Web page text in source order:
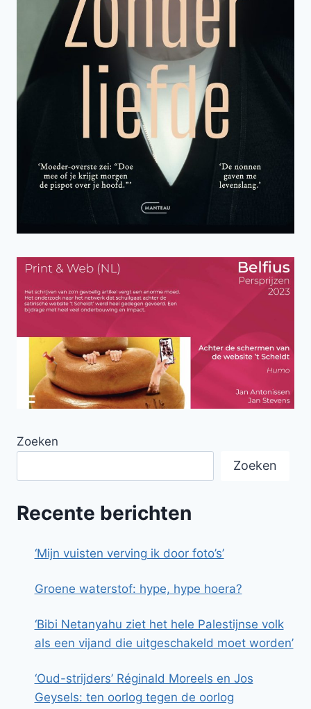
Zoeken
Zoeken
Recente berichten
‘Mijn vuisten verving ik door foto’s’
Groene waterstof: hype, hype hoera?
‘Bibi Netanyahu ziet het hele Palestijnse volk
als een vijand die uitgeschakeld moet worden’
‘Oud-strijders’ Réginald Moreels en Jos
Geysels: ten oorlog tegen de oorlog